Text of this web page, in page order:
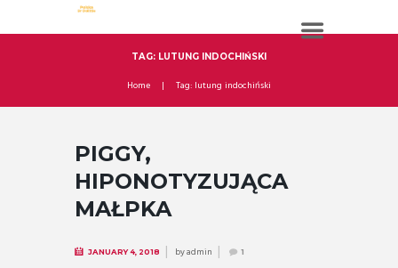
TAG: LUTUNG INDOCHIŃSKI
Home Tag: lutung indochiński
PIGGY,
HIPONOTYZUJĄCA
MAŁPKA
JANUARY 4, 2018 byadmin 1